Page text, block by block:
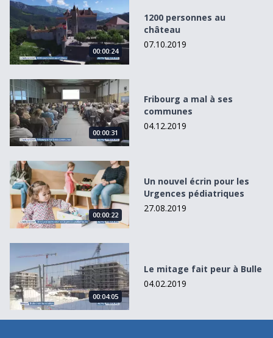
1200 personnes au château
00:00:24
1200 personnes au
château
07.10.2019
Fribourg a mal à ses communes
00:00:31
Fribourg a mal à ses
communes
04.12.2019
Un nouvel écrin pour les Urgences pédiatriques
00:00:22
Un nouvel écrin pour les
Urgences pédiatriques
27.08.2019
Le mitage fait peur à Bulle
00:04:05
Le mitage fait peur à Bulle
04.02.2019